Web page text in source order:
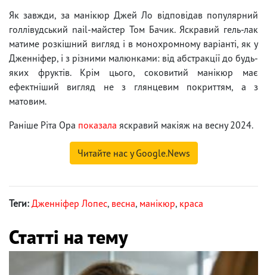
Як завжди, за манікюр Джей Ло відповідав популярний
голлівудський nail-майстер Том Бачик. Яскравий гель-лак
матиме розкішний вигляд і в монохромному варіанті, як у
Дженніфер, і з різними малюнками: від абстракції до будь-
яких фруктів. Крім цього, соковитий манікюр має
ефектніший вигляд не з глянцевим покриттям, а з
матовим.
Раніше Ріта Ора показала яскравий макіяж на весну 2024.
Читайте нас у Google.News
Теги: Дженніфер Лопес, весна, манікюр, краса
Статті на тему